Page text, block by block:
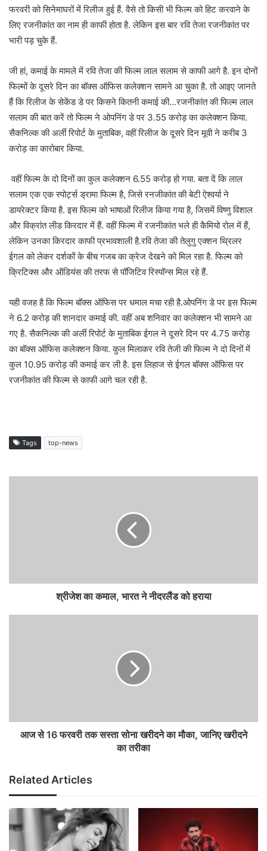
फरवरी को सिनेमाघरों में रिलीज हुई हैं. वैसे तो किसी भी फिल्म को हिट करवाने के
लिए रजनीकांत का नाम ही काफी होता है. लेकिन इस बार रवि तेजा रजनीकांत पर
भारी पड़ चुके हैं.
जी हां, कमाई के मामले में रवि तेजा की फिल्म लाल सलाम से काफी आगे है. इन दोनों
फिल्मों के दूसरे दिन का बॉक्स ऑफिस कलेक्शन सामने आ चुका है. तो आइए जानते
हैं कि रिलीज के सेकेंड डे पर किसने कितनी कमाई की…रजनीकांत की फिल्म लाल
सलाम की बात करें तो फिल्म ने ओपनिंग डे पर 3.55 करोड़ का कलेक्शन किया.
सैकनिल्क की अर्ली रिपोर्ट के मुताबिक, वहीं रिलीज के दूसरे दिन मूवी ने करीब 3
करोड़ का कारोबार किया.
वहीं फिल्म के दो दिनों का कुल कलेक्शन 6.55 करोड़ हो गया. बता दें कि लाल
सलाम एक एक स्पोर्ट्स ड्रामा फिल्म है, जिसे रनजीकांत की बेटी ऐश्वर्या ने
डायरेक्टर किया है. इस फिल्म को भाषाओं रिलीज किया गया है, जिसमें विष्णु विशाल
और विक्रांत लीड किरदार में हैं. वहीं फिल्म में रजनीकांत भले ही कैमियो रोल में हैं,
लेकिन उनका किरदार काफी प्रभावशाली है.रवि तेजा की तेलुगु एक्शन थ्रिलर
ईगल को लेकर दर्शकों के बीच गजब का क्रेज देखने को मिल रहा है. फिल्म को
क्रिटिक्स और ऑडियंस की तरफ से पॉजिटिव रिस्पॉन्स मिल रहे हैं.
यही वजह है कि फिल्म बॉक्स ऑफिस पर धमाल मचा रही है.ओपनिंग डे पर इस फिल्म
ने 6.2 करोड़ की शानदार कमाई की. वहीं अब शनिवार का कलेक्शन भी सामने आ
गए है. सैकनिल्क की अर्ली रिपोर्ट के मुताबिक ईगल ने दूसरे दिन पर 4.75 करोड़
का बॉक्स ऑफिस कलेक्शन किया. कुल मिलाकर रवि तेजी की फिल्म ने दो दिनों में
कुल 10.95 करोड़ की कमाई कर ली है. इस लिहाज से ईगल बॉक्स ऑफिस पर
रजनीकांत की फिल्म से काफी आगे चल रही है.
Tags top-news
श्रीजेश का कमाल, भारत ने नीदरलैंड को हराया
आज से 16 फरवरी तक सस्ता सोना खरीदने का मौका, जानिए खरीदने
का तरीका
Related Articles